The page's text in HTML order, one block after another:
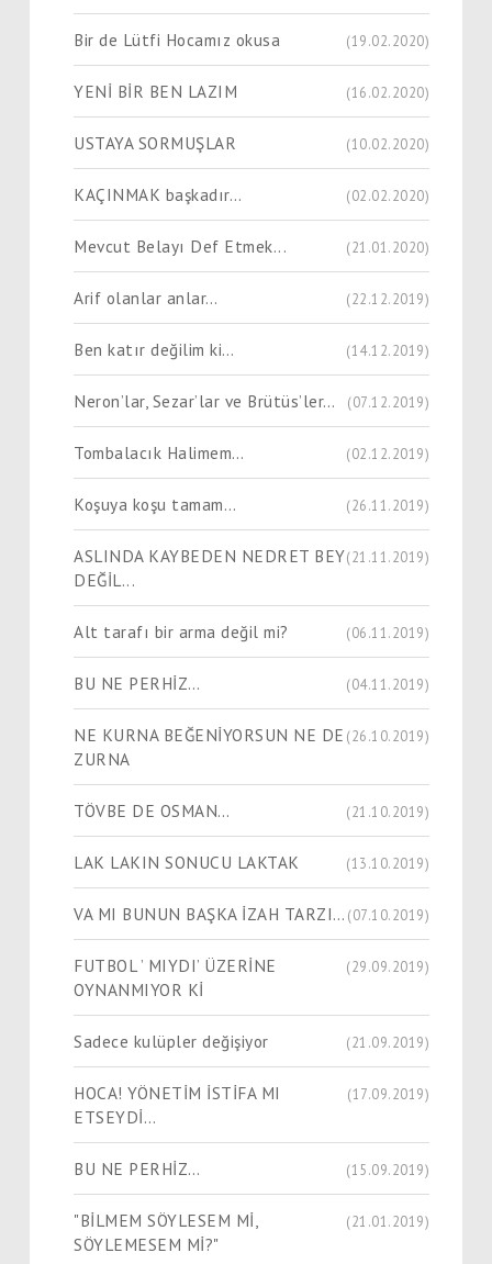
Bir de Lütfi Hocamız okusa (19.02.2020)
YENİ BİR BEN LAZIM (16.02.2020)
USTAYA SORMUŞLAR (10.02.2020)
KAÇINMAK başkadır… (02.02.2020)
Mevcut Belayı Def Etmek... (21.01.2020)
Arif olanlar anlar… (22.12.2019)
Ben katır değilim ki… (14.12.2019)
Neron’lar, Sezar’lar ve Brütüs’ler… (07.12.2019)
Tombalacık Halimem… (02.12.2019)
Koşuya koşu tamam… (26.11.2019)
ASLINDA KAYBEDEN NEDRET BEY
DEĞİL...
(21.11.2019)
Alt tarafı bir arma değil mi? (06.11.2019)
BU NE PERHİZ… (04.11.2019)
NE KURNA BEĞENİYORSUN NE DE
ZURNA
(26.10.2019)
TÖVBE DE OSMAN… (21.10.2019)
LAK LAKIN SONUCU LAKTAK (13.10.2019)
VA MI BUNUN BAŞKA İZAH TARZI… (07.10.2019)
FUTBOL ’ MIYDI’ ÜZERİNE
OYNANMIYOR Kİ
(29.09.2019)
Sadece kulüpler değişiyor (21.09.2019)
HOCA! YÖNETİM İSTİFA MI
ETSEYDİ…
(17.09.2019)
BU NE PERHİZ… (15.09.2019)
"BİLMEM SÖYLESEM Mİ,
SÖYLEMESEM Mİ?"
(21.01.2019)